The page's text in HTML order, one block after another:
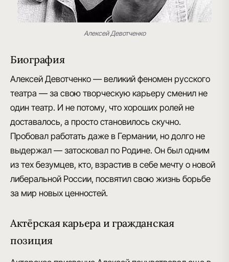
Алексей Девотченко
Биография
Алексей Девотченко — великий феномен русского
театра — за свою творческую карьеру сменил не
один театр. И не потому, что хороших ролей не
доставалось, а просто становилось скучно.
Пробовал работать даже в Германии, но долго не
выдержал — затосковал по Родине. Он был одним
из тех безумцев, кто, взрастив в себе мечту о новой
либеральной России, посвятил свою жизнь борьбе
за мир новых ценностей.
Актёрская карьера и гражданская
позиция